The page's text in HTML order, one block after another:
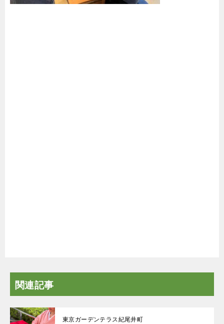
関連記事
東京ガーデンテラス紀尾井町